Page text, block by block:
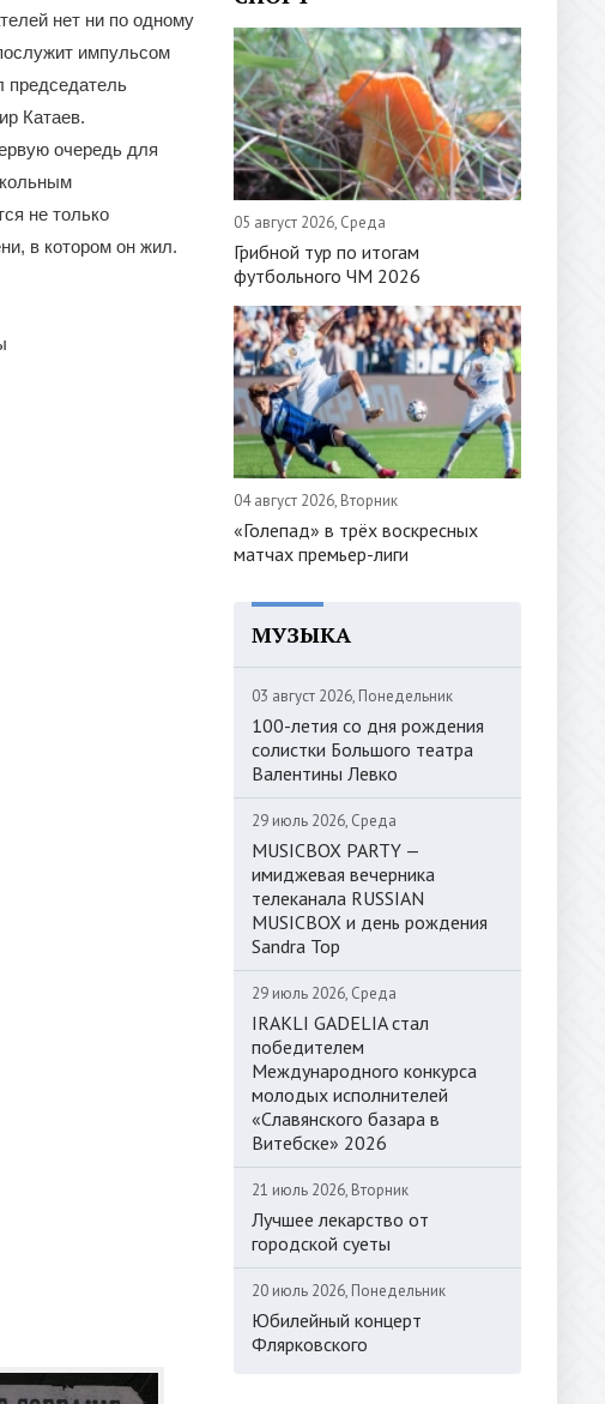
нет ни по одному
импульсом
председатель
Катаев.
очередь для
не только
в котором он жил.
05 август 2026, Среда
Грибной тур по итогам
футбольного ЧМ 2026
04 август 2026, Вторник
«Голепад» в трёх воскресных
матчах премьер-лиги
МУЗЫКА
03 август 2026, Понедельник
100-летия со дня рождения
солистки Большого театра
Валентины Левко
29 июль 2026, Среда
MUSICBOX PARTY —
имиджевая вечерника
телеканала RUSSIAN
MUSICBOX и день рождения
Sandra Top
29 июль 2026, Среда
IRAKLI GADELIA стал
победителем
Международного конкурса
молодых исполнителей
«Славянского базара в
Витебске» 2026
21 июль 2026, Вторник
Лучшее лекарство от
городской суеты
20 июль 2026, Понедельник
Юбилейный концерт
Флярковского